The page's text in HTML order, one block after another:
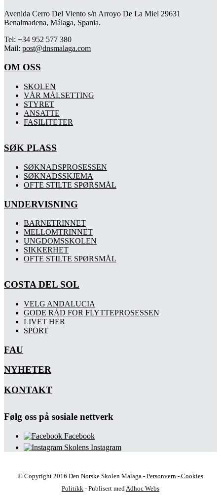
Avenida Cerro Del Viento s/n Arroyo De La Miel 29631
Benalmadena, Málaga, Spania.
Tel: +34 952 577 380
Mail: post@dnsmalaga.com
OM OSS
SKOLEN
VÅR MÅLSETTING
STYRET
ANSATTE
FASILITETER
SØK PLASS
SØKNADSPROSESSEN
SØKNADSSKJEMA
OFTE STILTE SPØRSMÅL
UNDERVISNING
BARNETRINNET
MELLOMTRINNET
UNGDOMSSKOLEN
SIKKERHET
OFTE STILTE SPØRSMÅL
COSTA DEL SOL
VELG ANDALUCIA
GODE RÅD FOR FLYTTEPROSESSEN
LIVET HER
SPORT
FAU
NYHETER
KONTAKT
Følg oss på sosiale nettverk
Facebook
Skolens Instagram
© Copyright 2016 Den Norske Skolen Malaga - Personvern - Cookies
Politikk - Publisert med Adhoc Webs